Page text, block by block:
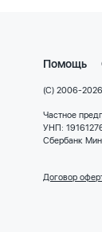
Помощь
(C) 2006-
Частное
УНП:
Сбербанк
Договор